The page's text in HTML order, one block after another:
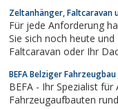
Autotransporter, Pferde-Anhänger von Humbaur, Böckmann,
Brenderup, Stema,...
Zeltanhänger, Faltcaravan
Für jede Anforderung
Sie sich noch heute
Faltcaravan oder Ihr
BEFA Belziger Fahrzeugbau
BEFA - Ihr Spezialist für Anhänger,
Fahrzeugaufbauten